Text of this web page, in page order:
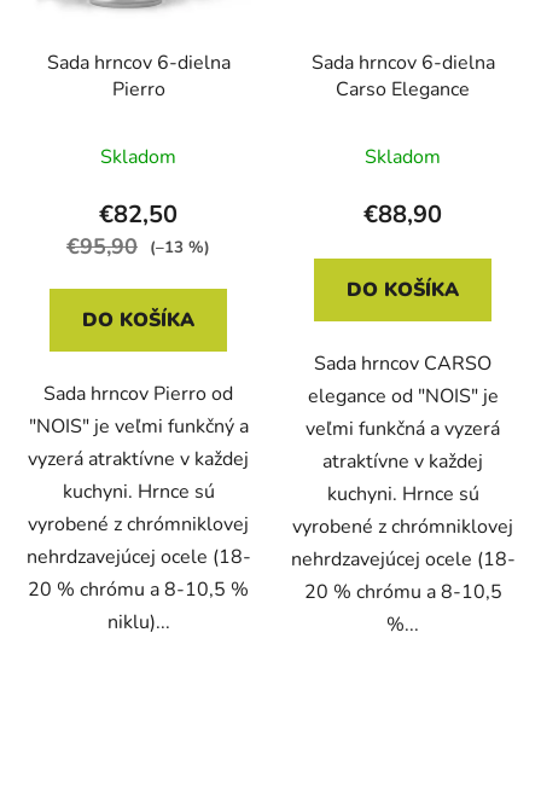
Sada hrncov 6-dielna
Pierro
Skladom
€82,50
€95,90 (–13 %)
DO KOŠÍKA
Sada hrncov Pierro od
"NOIS" je veľmi funkčný a
vyzerá atraktívne v každej
kuchyni. Hrnce sú
vyrobené z chrómniklovej
nehrdzavejúcej ocele (18-
20 % chrómu a 8-10,5 %
niklu)...
Sada hrncov 6-dielna
Carso Elegance
Skladom
€88,90
DO KOŠÍKA
Sada hrncov CARSO
elegance od "NOIS" je
veľmi funkčná a vyzerá
atraktívne v každej
kuchyni. Hrnce sú
vyrobené z chrómniklovej
nehrdzavejúcej ocele (18-
20 % chrómu a 8-10,5
%...